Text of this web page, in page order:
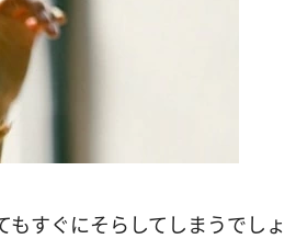
すぐにそらしてしまうでしょ